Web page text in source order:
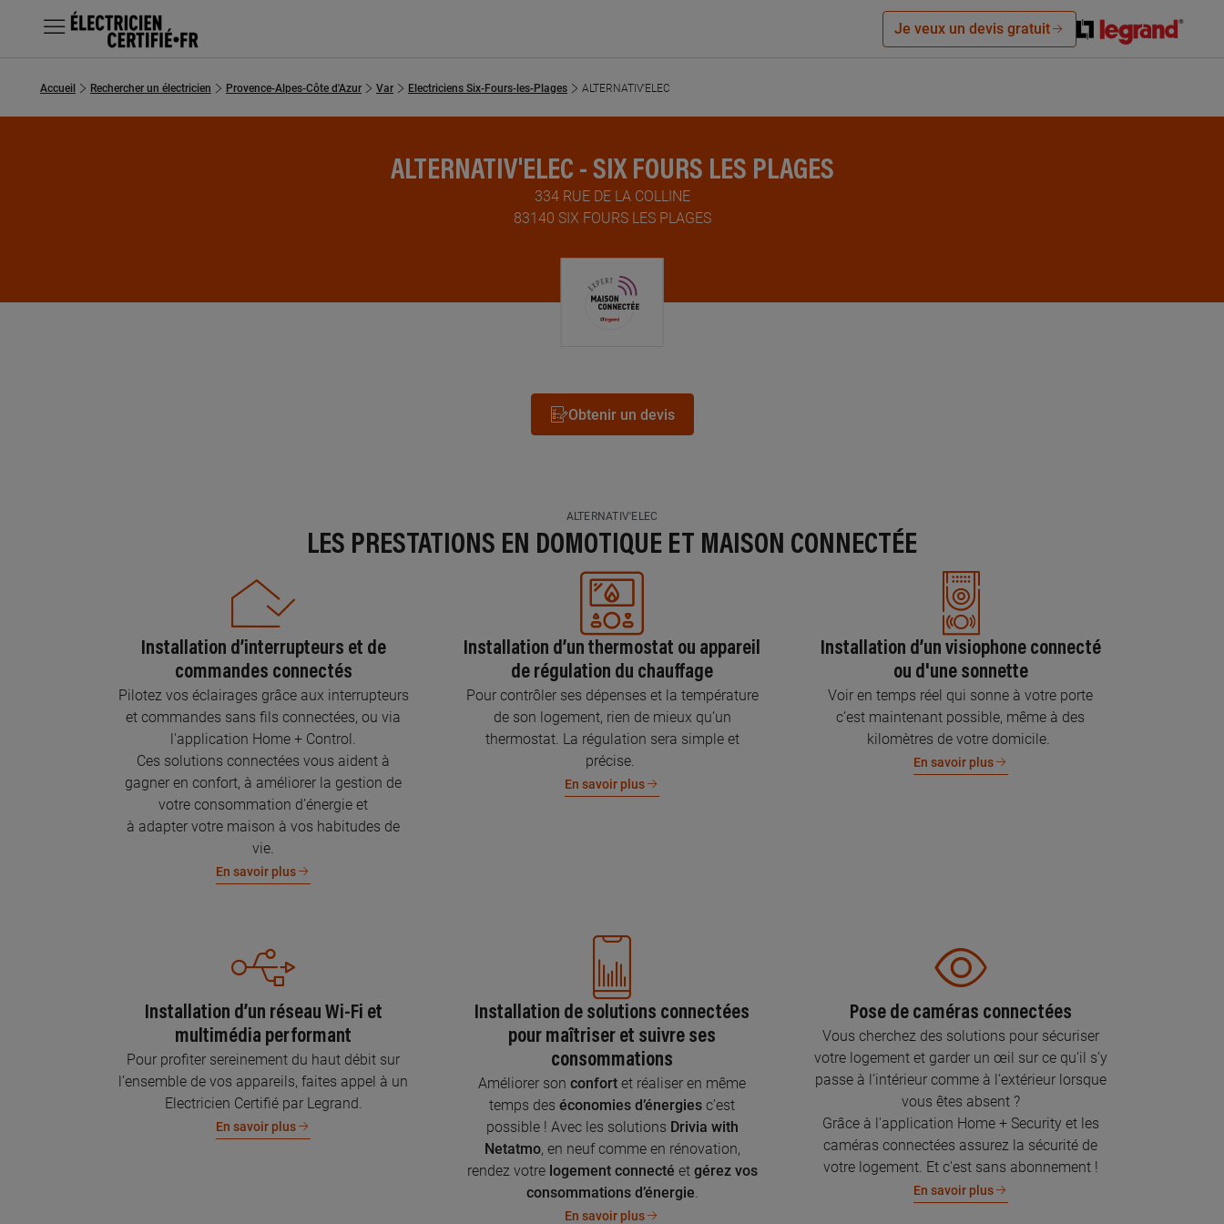
MENU
Chercher un électricien
Je veux un devis gratuit
Accueil Rechercher un électricien Provence-Alpes-Côte d'Azur Var Electriciens Six-Fours-les-Plages ALTERNATIV'ELEC
ALTERNATIV'ELEC - SIX FOURS LES PLAGES
334 RUE DE LA COLLINE
83140 SIX FOURS LES PLAGES
Obtenir un devis
ALTERNATIV'ELEC
LES PRESTATIONS EN DOMOTIQUE ET MAISON CONNECTÉE
Installation d’interrupteurs et de
commandes connectés
Pilotez vos éclairages grâce aux interrupteurs
et commandes sans fils connectées, ou via
l'application Home + Control.
Ces solutions connectées vous aident à
gagner en confort, à améliorer la gestion de
votre consommation d’énergie et
à adapter votre maison à vos habitudes de
vie.
En savoir plus
Installation d’un thermostat ou appareil
de régulation du chauffage
Pour contrôler ses dépenses et la température
de son logement, rien de mieux qu’un
thermostat. La régulation sera simple et
précise.
En savoir plus
Installation d’un visiophone connecté
ou d'une sonnette
Voir en temps réel qui sonne à votre porte
c’est maintenant possible, même à des
kilomètres de votre domicile.
En savoir plus
Installation d’un réseau Wi-Fi et
multimédia performant
Pour profiter sereinement du haut débit sur
l’ensemble de vos appareils, faites appel à un
Electricien Certifié par Legrand.
En savoir plus
Installation de solutions connectées
pour maîtriser et suivre ses
consommations
Améliorer son confort et réaliser en même
temps des économies d’énergies c’est
possible ! Avec les solutions Drivia with
Netatmo, en neuf comme en rénovation,
rendez votre logement connecté et gérez vos
consommations d’énergie.
En savoir plus
Pose de caméras connectées
Vous cherchez des solutions pour sécuriser
votre logement et garder un œil sur ce qu’il s’y
passe à l’intérieur comme à l’extérieur lorsque
vous êtes absent ?
Grâce à l'application Home + Security et les
caméras connectées assurez la sécurité de
votre logement. Et c'est sans abonnement !
En savoir plus